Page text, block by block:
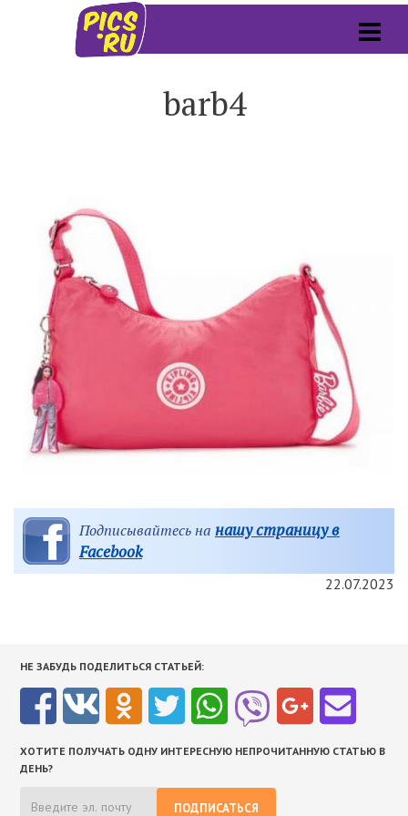
barb4
Подписывайтесь на нашу страницу в
Facebook
22.07.2023
НЕ ЗАБУДЬ ПОДЕЛИТЬСЯ СТАТЬЕЙ:
ХОТИТЕ ПОЛУЧАТЬ ОДНУ ИНТЕРЕСНУЮ НЕПРОЧИТАННУЮ СТАТЬЮ В
ДЕНЬ?
ПОДПИСАТЬСЯ